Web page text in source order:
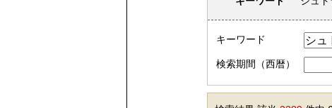
キーワード
検索期間（西暦）